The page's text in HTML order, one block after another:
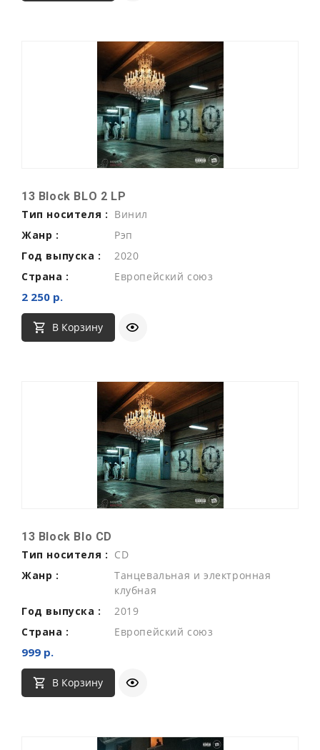
13 Block BLO 2 LP
Тип носителя : Винил
Жанр :
Рэп
Год выпуска :
2020
Страна :
Европейский союз
2 250 р.
В Корзину
13 Block Blo CD
Тип носителя : CD
Жанр :
Танцевальная и электронная
клубная
Год выпуска :
2019
Страна :
Европейский союз
999 р.
В Корзину